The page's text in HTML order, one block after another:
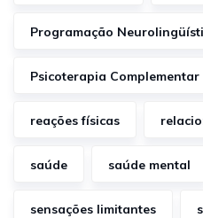
Programação
Psicoterapia Complementar
reações físicas
saúde saúde mental
sensações limitantes